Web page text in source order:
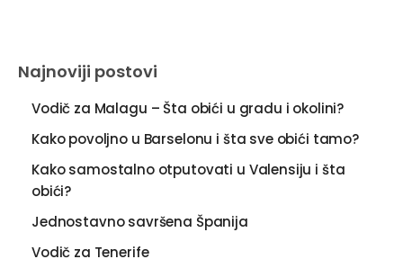
Najnoviji postovi
Vodič za Malagu – Šta obići u gradu i okolini?
Kako povoljno u Barselonu i šta sve obići tamo?
Kako samostalno otputovati u Valensiju i šta
obići?
Jednostavno savršena Španija
Vodič za Tenerife